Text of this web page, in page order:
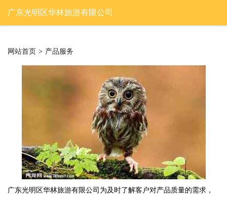
广东光明区华林旅游有限公司
网站首页 > 产品服务
广东光明区华林旅游有限公司为及时了解客户对产品质量的需求，